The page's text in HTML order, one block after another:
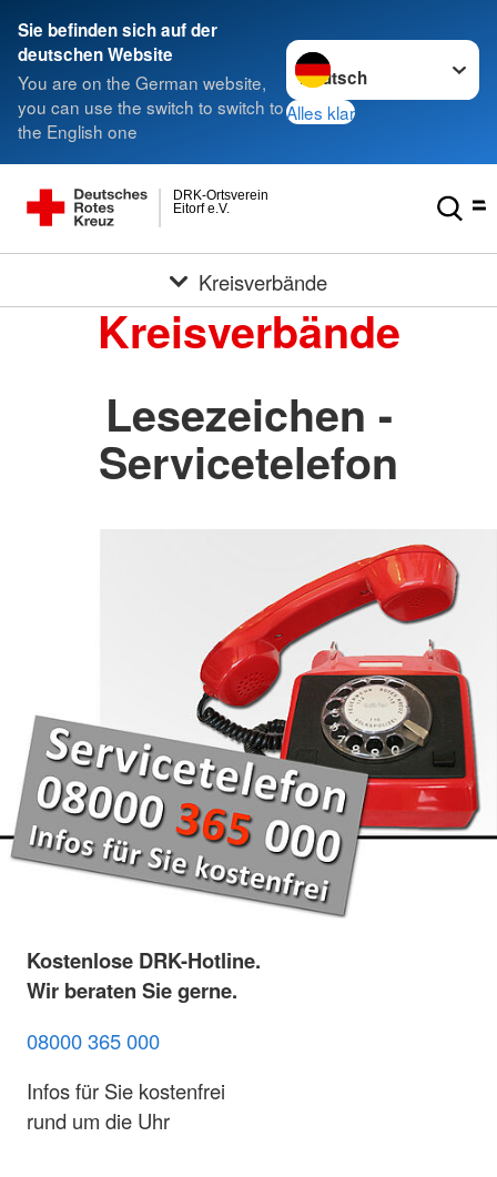
Sie befinden sich auf der
deutschen Website
You are on the German website,
you can use the switch to switch to
the English one
Sprache wechseln zu
Alles klar
Eitorf e.V.
DRK-Ortsverein
Kreisverbände
Kreisverbände
Lesezeichen -
Servicetelefon
Kostenlose DRK-Hotline.
Wir beraten Sie gerne.
08000 365 000
Infos für Sie kostenfrei
rund um die Uhr